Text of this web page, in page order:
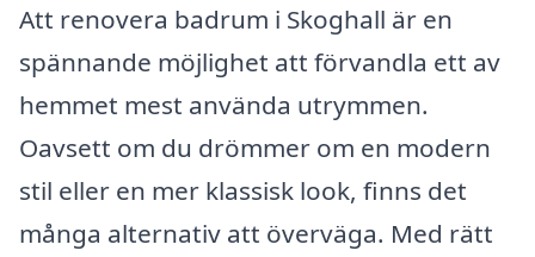
Att renovera badrum i Skoghall är en
spännande möjlighet att förvandla ett av
hemmet mest använda utrymmen.
Oavsett om du drömmer om en modern
stil eller en mer klassisk look, finns det
många alternativ att överväga. Med rätt